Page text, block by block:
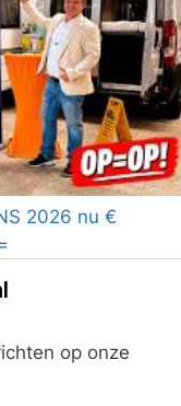
2026 nu €
op onze